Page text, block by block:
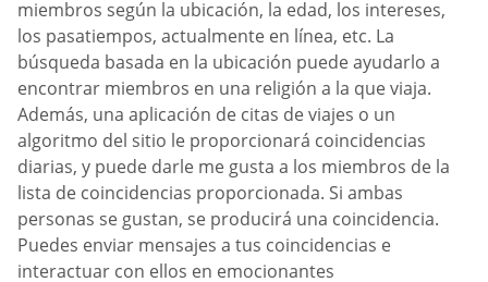
miembros según la ubicación, la edad, los intereses,
los pasatiempos, actualmente en línea, etc. La
búsqueda basada en la ubicación puede ayudarlo a
encontrar miembros en una religión a la que viaja.
Además, una aplicación de citas de viajes o un
algoritmo del sitio le proporcionará coincidencias
diarias, y puede darle me gusta a los miembros de la
lista de coincidencias proporcionada. Si ambas
personas se gustan, se producirá una coincidencia.
Puedes enviar mensajes a tus coincidencias e
interactuar con ellos en emocionantes